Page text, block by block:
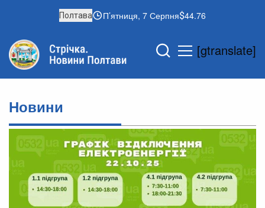
Полтава П’ятниця, 7 Серпня 44.76
[gtranslate]
Новини